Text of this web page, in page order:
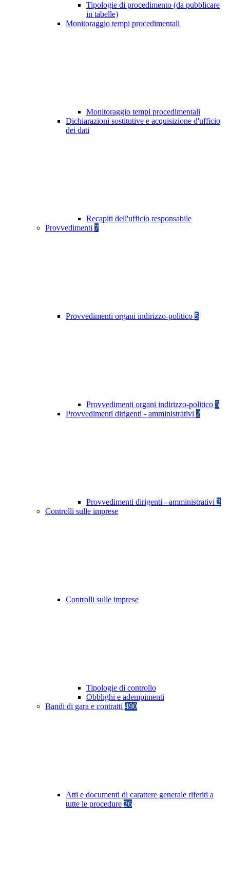
Tipologie di procedimento (da pubblicare
in tabelle)
Monitoraggio tempi procedimentali
Monitoraggio tempi procedimentali
Dichiarazioni sostitutive e acquisizione d'ufficio
dei dati
Recapiti dell'ufficio responsabile
Provvedimenti 7
Provvedimenti organi indirizzo-politico 5
Provvedimenti organi indirizzo-politico 5
Provvedimenti dirigenti - amministrativi 2
Provvedimenti dirigenti - amministrativi 2
Controlli sulle imprese
Controlli sulle imprese
Tipologie di controllo
Obblighi e adempimenti
Bandi di gara e contratti 490
Atti e documenti di carattere generale riferiti a
tutte le procedure 26